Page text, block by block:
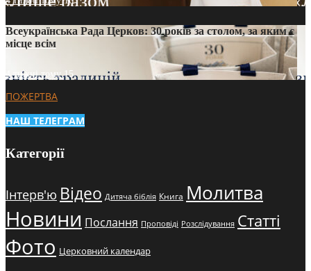
Всеукраїнська Рада Церков: 30 років за столом, за яким є
місце всім
4 тижні тому15
ПОЖЕРТВА
НАШ ТЕЛЕГРАМ
Категорії
Інтерв'ю Відео Дитяча біблія Книга Молитва
Новини Послання Проповіді Розслідування Статті
Фото Церковний календар